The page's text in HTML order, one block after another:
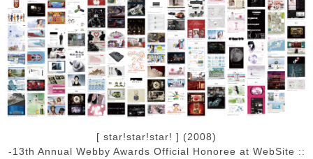
[ star!star!star! ] (2008)
-13th Annual Webby Awards Official Honoree at WebSite ::